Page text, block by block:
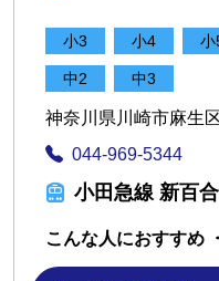
小3 小4 小
中2 中3
神奈川県川崎市麻生
044-969-5344
小田急線 新百
こんな人におすすめ